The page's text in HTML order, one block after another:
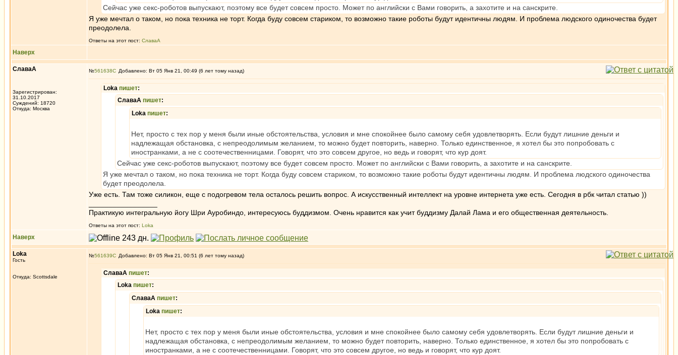
Сейчас уже секс-роботов выпускают, поэтому все будет совсем просто. Может по английски с Вами говорить, а захотите и на санскрите.
Я уже мечтал о таком, но пока техника не торт. Когда буду совсем стариком, то возможно такие роботы будут идентичны людям. И проблема людского одиночества будет
преодолела.
Ответы на этот пост: СлаваА
Наверх
СлаваА
Зарегистрирован:
31.10.2017
Суждений: 18720
Откуда: Москва
№561638 Добавлено: Вт 05 Янв 21, 00:49 (6 лет тому назад)
Loka пишет:
СлаваА пишет:
Loka пишет:
Нет, просто с тех пор у меня были иные обстоятельства, условия и мне спокойнее было самому себя удовлетворять. Если будут лишние деньги и
надлежащая обстановка, с непреодолимым желанием, то можно будет повторить, наверно. Только единственное, я хотел бы это попробовать с
иностранками, а не с соотечественницами. Говорят, что это совсем другое, но ведь и говорят, что кур доят.
Сейчас уже секс-роботов выпускают, поэтому все будет совсем просто. Может по английски с Вами говорить, а захотите и на санскрите.
Я уже мечтал о таком, но пока техника не торт. Когда буду совсем стариком, то возможно такие роботы будут идентичны людям. И проблема людского одиночества
будет преодолела.
Уже есть. Там тоже силикон, еще с подогревом тела осталось решить вопрос. А искусственный интеллект на уровне интернета уже есть. Сегодня в рбк читал статью ))
Практикую интегральную йогу Шри Ауробиндо, интересуюсь буддизмом. Очень нравится как учит буддизму Далай Лама и его общественная деятельность.
Ответы на этот пост: Loka
Наверх
Loka
Гость
Откуда: Scottsdale
№561639 Добавлено: Вт 05 Янв 21, 00:51 (6 лет тому назад)
СлаваА пишет:
Loka пишет:
СлаваА пишет:
Loka пишет:
Нет, просто с тех пор у меня были иные обстоятельства, условия и мне спокойнее было самому себя удовлетворять. Если будут лишние деньги и
надлежащая обстановка, с непреодолимым желанием, то можно будет повторить, наверно. Только единственное, я хотел бы это попробовать с
иностранками, а не с соотечественницами. Говорят, что это совсем другое, но ведь и говорят, что кур доят.